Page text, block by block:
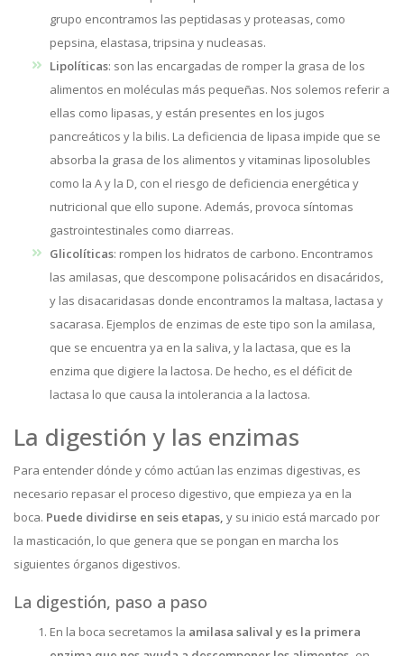
grupo encontramos las peptidasas y proteasas, como
pepsina, elastasa, tripsina y nucleasas.
Lipolíticas: son las encargadas de romper la grasa de los
alimentos en moléculas más pequeñas. Nos solemos referir a
ellas como lipasas, y están presentes en los jugos
pancreáticos y la bilis. La deficiencia de lipasa impide que se
absorba la grasa de los alimentos y vitaminas liposolubles
como la A y la D, con el riesgo de deficiencia energética y
nutricional que ello supone. Además, provoca síntomas
gastrointestinales como diarreas.
Glicolíticas: rompen los hidratos de carbono. Encontramos
las amilasas, que descompone polisacáridos en disacáridos,
y las disacaridasas donde encontramos la maltasa, lactasa y
sacarasa. Ejemplos de enzimas de este tipo son la amilasa,
que se encuentra ya en la saliva, y la lactasa, que es la
enzima que digiere la lactosa. De hecho, es el déficit de
lactasa lo que causa la intolerancia a la lactosa.
La digestión y las enzimas
Para entender dónde y cómo actúan las enzimas digestivas, es
necesario repasar el proceso digestivo, que empieza ya en la
boca. Puede dividirse en seis etapas, y su inicio está marcado por
la masticación, lo que genera que se pongan en marcha los
siguientes órganos digestivos.
La digestión, paso a paso
En la boca secretamos la amilasa salival y es la primera